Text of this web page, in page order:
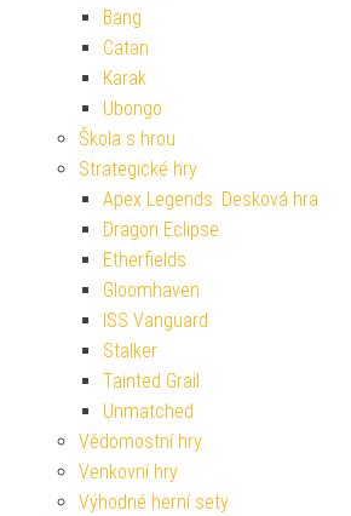
Bang
Catan
Karak
Ubongo
Škola s hrou
Strategické hry
Apex Legends: Desková hra
Dragon Eclipse
Etherfields
Gloomhaven
ISS Vanguard
Stalker
Tainted Grail
Unmatched
Vědomostní hry
Venkovní hry
Výhodné herní sety